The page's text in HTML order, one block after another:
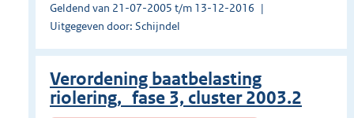
Geldend van 21-07-2005 t/m 13-12-2016
Uitgegeven door: Schijndel
Verordening baatbelasting
riolering, fase 3, cluster 2003.2